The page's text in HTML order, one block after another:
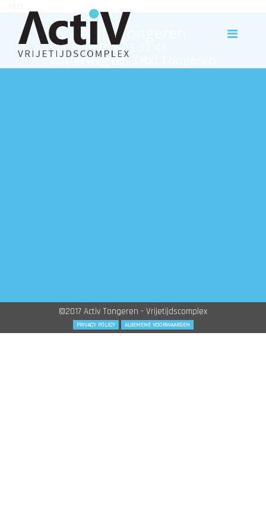
Activ Tongeren
012 23 33 43
Rutterweg 63, 3700 Tongeren
©2017 Activ Tongeren - Vrijetijdscomplex
PRIVACY POLICY ALGEMENE VOORWAARDEN